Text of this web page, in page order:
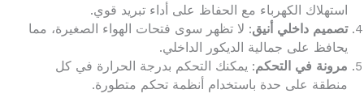
استهلاك الكهرباء مع الحفاظ على أداء تبريد قوي.
تصميم داخلي أنيق: لا تظهر سوى فتحات الهواء الصغيرة، مما
يحافظ على جمالية الديكور الداخلي.
مرونة في التحكم: يمكنك التحكم بدرجة الحرارة في كل
منطقة على حدة باستخدام أنظمة تحكم متطورة.